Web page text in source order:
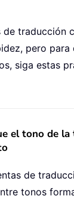
de traducción
pero para
siga estas
el tono de la
de
tonos